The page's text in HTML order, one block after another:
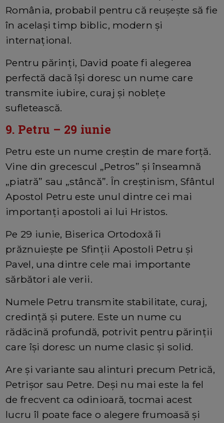
România, probabil pentru că reușește să fie
în același timp biblic, modern și
internațional.
Pentru părinți, David poate fi alegerea
perfectă dacă își doresc un nume care
transmite iubire, curaj și noblețe
sufletească.
9. Petru – 29 iunie
Petru este un nume creștin de mare forță.
Vine din grecescul „Petros” și înseamnă
„piatră” sau „stâncă”. În creștinism, Sfântul
Apostol Petru este unul dintre cei mai
importanți apostoli ai lui Hristos.
Pe 29 iunie, Biserica Ortodoxă îi
prăznuiește pe Sfinții Apostoli Petru și
Pavel, una dintre cele mai importante
sărbători ale verii.
Numele Petru transmite stabilitate, curaj,
credință și putere. Este un nume cu
rădăcină profundă, potrivit pentru părinții
care își doresc un nume clasic și solid.
Are și variante sau alinturi precum Petrică,
Petrișor sau Petre. Deși nu mai este la fel
de frecvent ca odinioară, tocmai acest
lucru îl poate face o alegere frumoasă și